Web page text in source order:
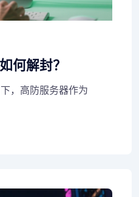
何解封？
，高防服务器作为